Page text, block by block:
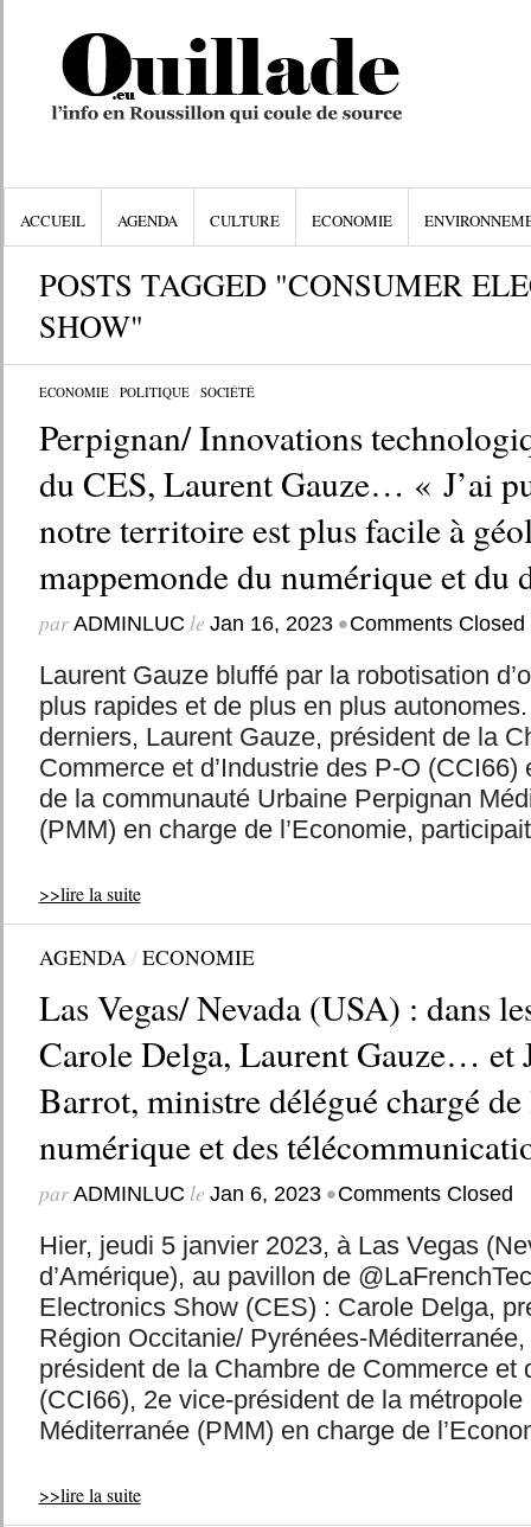
ACCUEIL AGENDA CULTURE ECONOMIE
POSTS TAGGED "CONSUMER
SHOW"
ECONOMIE/ POLITIQUE/ SOCIÉTÉ
Perpignan/ Innovations
du CES, Laurent Gauze… « J’ai
notre territoire est plus facile à
mappemonde du numérique et du
par ADMINLUC le Jan 16, 2023 •Comments Closed
Laurent Gauze bluffé par la robotisation
plus rapides et de plus en plus
derniers, Laurent Gauze, président de la
Commerce et d’Industrie des P-O (CCI66)
de la communauté Urbaine Perpignan
(PMM) en charge de l’Economie,
>>lire la suite
AGENDA/ECONOMIE
Las Vegas/ Nevada (USA) : dans
Carole Delga, Laurent Gauze… et
Barrot, ministre délégué chargé
numérique et des
par ADMINLUC le Jan 6, 2023 •Comments Closed
Hier, jeudi 5 janvier 2023, à Las Vegas
d’Amérique), au pavillon de
Electronics Show (CES) : Carole Delga,
Région Occitanie/ Pyrénées-
président de la Chambre de Commerce et
(CCI66), 2e vice-président de la métropole
Méditerranée (PMM) en charge de
>>lire la suite